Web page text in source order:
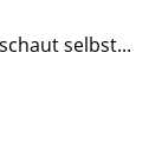
selbst...